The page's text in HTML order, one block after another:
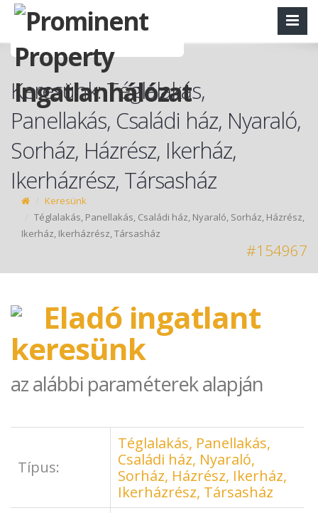
Keresünk: Téglalakás,
Panellakás, Családi ház, Nyaraló,
Sorház, Házrész, Ikerház,
Ikerházrész, Társasház
Keresünk
Téglalakás, Panellakás, Családi ház, Nyaraló, Sorház, Házrész,
Ikerház, Ikerházrész, Társasház
#154967
Eladó ingatlant
keresünk
az alábbi paraméterek alapján
Típus:
Téglalakás, Panellakás,
Családi ház, Nyaraló,
Sorház, Házrész, Ikerház,
Ikerházrész, Társasház